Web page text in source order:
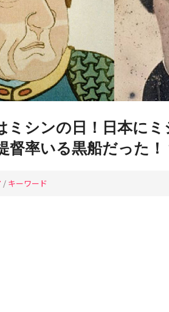
ミシンの日！日本に
督率いる黒船だった！
/ キーワード